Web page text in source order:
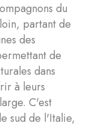
du
partant de
des
de
dans
à leurs
C'est
sud de l'Italie,